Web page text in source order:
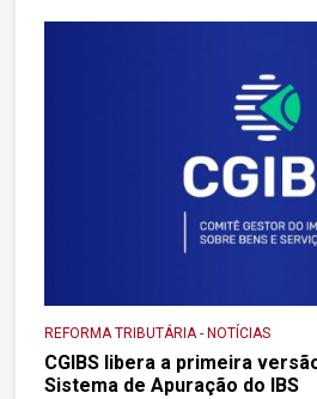
projeto aprovado é, em […]
REFORMA TRIBUTÁRIA- NOTÍCIAS
CGIBS libera a primeira
Sistema de Apuração do IBS